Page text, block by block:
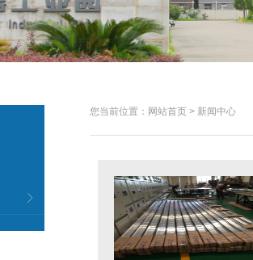
您当前位置：网站首页 > 新闻中心